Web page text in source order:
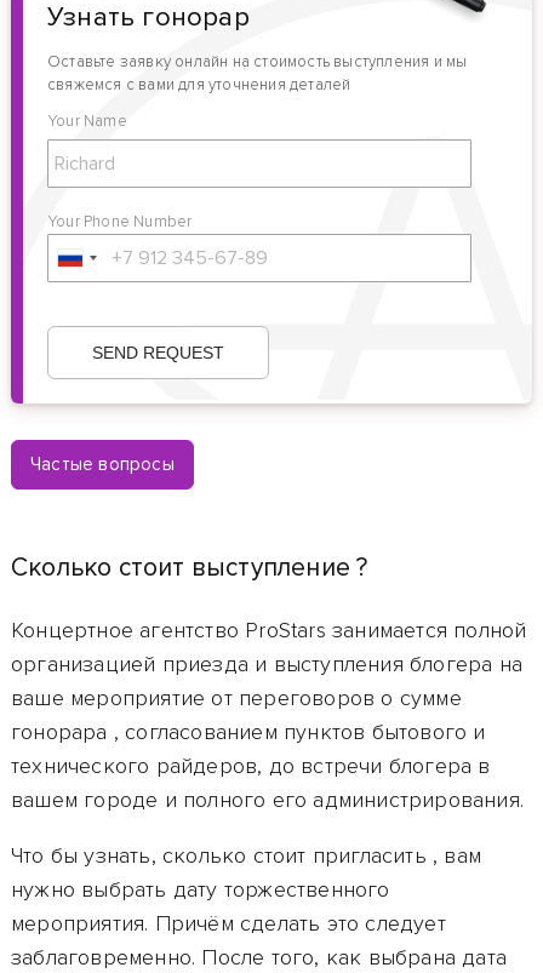
Узнать гонорар
Оставьте заявку онлайн на стоимость выступления и мы
свяжемся с вами для уточнения деталей
Your Name
Your Phone Number
Частые вопросы
Сколько стоит выступление ?
Концертное агентство ProStars занимается полной
организацией приезда и выступления блогера на
ваше мероприятие от переговоров о сумме
гонорара , согласованием пунктов бытового и
технического райдеров, до встречи блогера в
вашем городе и полного его администрирования.
Что бы узнать, сколько стоит пригласить , вам
нужно выбрать дату торжественного
мероприятия. Причём сделать это следует
заблаговременно. После того, как выбрана дата